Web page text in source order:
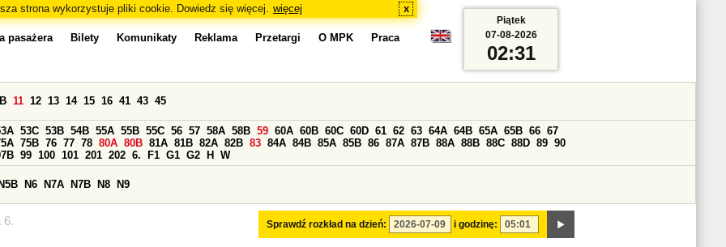
strona wykorzystuje pliki cookie. Dowiedz się więcej. więcej x
6.
pasażera Bilety Komunikaty Reklama Przetargi O MPK Praca
Sprawdź rozkład na dzień: i godzinę:
11 12 13 14 15 16 41 43 45
53C 53B 54B 55A 55B 55C 56 57 58A 58B 59 60A 60B 60C 60D 61 62 63 64A 64B 65A 65B 66 67
75B 76 77 78 80A 80B 81A 81B 82A 82B 83 84A 84B 85A 85B 86 87A 87B 88A 88B 88C 88D 89 90
99 100 101 201 202 6. F1 G1 G2 H W
N6 N7A N7B N8 N9
Piątek
07-08-2026
02:31